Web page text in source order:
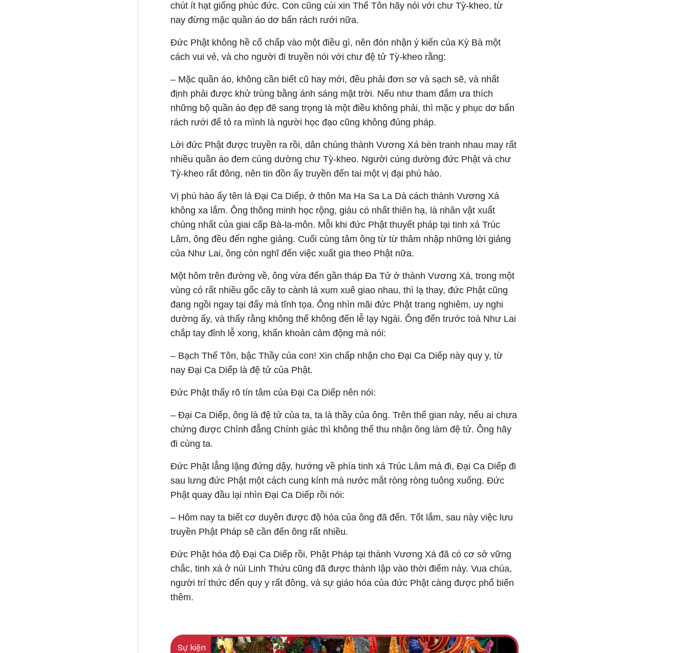
chút ít hạt giống phúc đức. Con cũng cúi xin Thế Tôn hãy nói với chư Tỳ-kheo, từ
nay đừng mặc quần áo dơ bẩn rách rưới nữa.
Đức Phật không hề cố chấp vào một điều gì, nên đón nhận ý kiến của Kỳ Bà một
cách vui vẻ, và cho người đi truyền nói với chư đệ tử Tỳ-kheo rằng:
– Mặc quần áo, không cần biết cũ hay mới, đều phải đơn sơ và sạch sẽ, và nhất
định phải được khử trùng bằng ánh sáng mặt trời. Nếu như tham đắm ưa thích
những bộ quần áo đẹp đẽ sang trọng là một điều không phải, thì mặc y phục dơ bẩn
rách rưới để tỏ ra mình là người học đạo cũng không đúng pháp.
Lời đức Phật được truyền ra rồi, dân chúng thành Vương Xá bèn tranh nhau may rất
nhiều quần áo đem cúng dường chư Tỳ-kheo. Người cúng dường đức Phật và chư
Tỳ-kheo rất đông, nên tin đồn ấy truyền đến tai một vị đại phú hào.
Vị phú hào ấy tên là Đại Ca Diếp, ở thôn Ma Ha Sa La Dà cách thành Vương Xá
không xa lắm. Ông thông minh học rộng, giàu có nhất thiên hạ, là nhân vật xuất
chúng nhất của giai cấp Bà-la-môn. Mỗi khi đức Phật thuyết pháp tại tinh xá Trúc
Lâm, ông đều đến nghe giảng. Cuối cùng tâm ông từ từ thâm nhập những lời giảng
của Như Lai, ông còn nghĩ đến việc xuất gia theo Phật nữa.
Một hôm trên đường về, ông vừa đến gần tháp Đa Tử ở thành Vương Xá, trong một
vùng có rất nhiều gốc cây to cành lá xum xuê giao nhau, thì lạ thay, đức Phật cũng
đang ngồi ngay tại đấy mà tĩnh tọa. Ông nhìn mãi đức Phật trang nghiêm, uy nghi
dường ấy, và thấy rằng không thể không đến lễ lạy Ngài. Ông đến trước toà Như Lai
chắp tay đỉnh lễ xong, khẩn khoản cảm động mà nói:
– Bạch Thế Tôn, bậc Thầy của con! Xin chấp nhận cho Đại Ca Diếp này quy y, từ
nay Đại Ca Diếp là đệ tử của Phật.
Đức Phật thấy rõ tín tâm của Đại Ca Diếp nên nói:
– Đại Ca Diếp, ông là đệ tử của ta, ta là thầy của ông. Trên thế gian này, nếu ai chưa
chứng được Chính đẳng Chính giác thì không thể thu nhận ông làm đệ tử. Ông hãy
đi cùng ta.
Đức Phật lẳng lặng đứng dậy, hướng về phía tinh xá Trúc Lâm mà đi, Đại Ca Diếp đi
sau lưng đức Phật một cách cung kính mà nước mắt ròng ròng tuông xuống. Đức
Phật quay đầu lại nhìn Đại Ca Diếp rồi nói:
– Hôm nay ta biết cơ duyên được độ hóa của ông đã đến. Tốt lắm, sau này việc lưu
truyền Phật Pháp sẽ cần đến ông rất nhiều.
Đức Phật hóa độ Đại Ca Diếp rồi, Phật Pháp tại thành Vương Xá đã có cơ sở vững
chắc, tinh xá ở núi Linh Thứu cũng đã được thành lập vào thời điểm này. Vua chúa,
người trí thức đến quy y rất đông, và sự giáo hóa của đức Phật càng được phổ biến
thêm.
Sự kiện